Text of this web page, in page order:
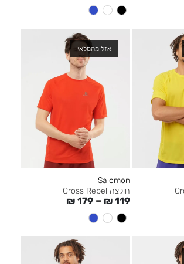
אזל מהמלאי
Salomon
חולצה Cross Rebel
₪ 119
–
₪ 179